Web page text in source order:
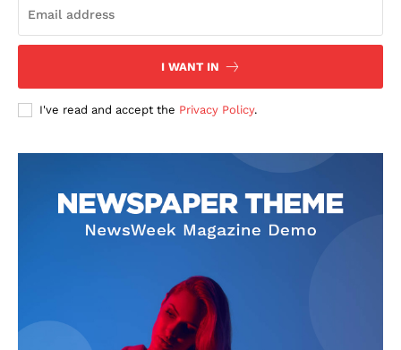
I WANT IN
I've read and accept the Privacy Policy.